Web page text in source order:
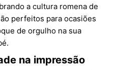
a cultura romena de
perfeitos para ocasiões
de orgulho na sua
na impressão